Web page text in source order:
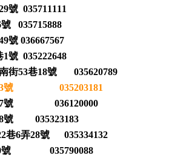
035711111
035715888
036667567
035222648
街53巷18號 035620789
號 035203181
號 036120000
號 035323183
巷6弄28號 035334132
號 035790088